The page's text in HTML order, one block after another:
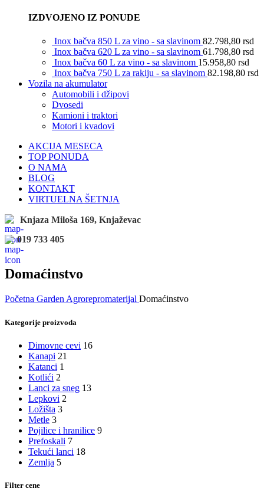
IZDVOJENO IZ PONUDE
Inox bačva 850 L za vino - sa slavinom 82.798,80 rsd
Inox bačva 620 L za vino - sa slavinom 61.798,80 rsd
Inox bačva 60 L za vino - sa slavinom 15.958,80 rsd
Inox bačva 750 L za rakiju - sa slavinom 82.198,80 rsd
Vozila na akumulator
Automobili i džipovi
Dvosedi
Kamioni i traktori
Motori i kvadovi
AKCIJA MESECA
TOP PONUDA
O NAMA
BLOG
KONTAKT
VIRTUELNA ŠETNJA
Knjaza Miloša 169, Knjaževac
019 733 405
Domaćinstvo
Početna Garden Agrorepromaterijal Domaćinstvo
Kategorije proizvoda
Dimovne cevi 16
Kanapi 21
Katanci 1
Kotlići 2
Lanci za sneg 13
Lepkovi 2
Ložišta 3
Metle 3
Pojilice i hranilice 9
Prefoskali 7
Tekući lanci 18
Zemlja 5
Filter cene